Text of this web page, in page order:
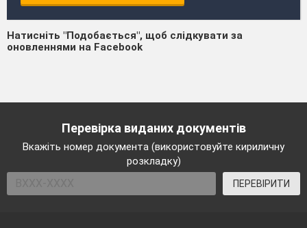
Натисніть "Подобається", щоб слідкувати за
оновленнями на Facebook
Перевірка виданих документів
Вкажіть номер документа (використовуйте кириличну
розкладку)
ПЕРЕВІРИТИ